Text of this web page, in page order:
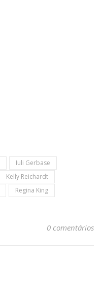
Iuli Gerbase
Kelly Reichardt
Regina King
0 comentários